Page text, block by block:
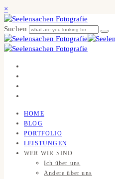
×
Suchen
HOME
BLOG
PORTFOLIO
LEISTUNGEN
WER WIR SIND
Ich über uns
Andere über uns